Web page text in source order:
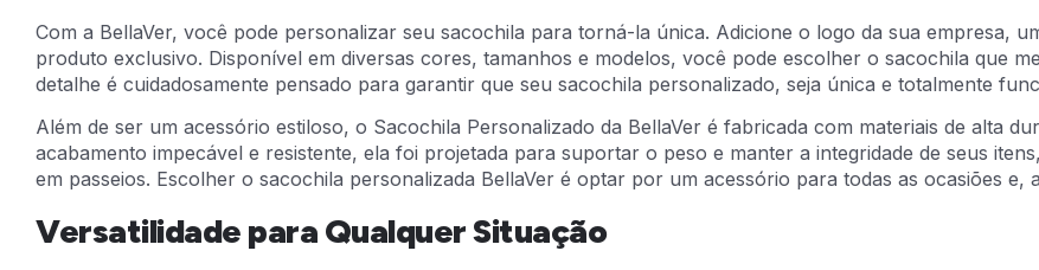
Com a BellaVer, você pode personalizar seu sacochila para torná-la única. Adicione o logo da sua empresa,
produto exclusivo. Disponível em diversas cores, tamanhos e modelos, você pode escolher o sacochila que
detalhe é cuidadosamente pensado para garantir que seu sacochila personalizado, seja única e totalmente
Além de ser um acessório estiloso, o Sacochila Personalizado da BellaVer é fabricada com materiais de alta
acabamento impecável e resistente, ela foi projetada para suportar o peso e manter a integridade de seus
em passeios. Escolher o sacochila personalizada BellaVer é optar por um acessório para todas as ocasiões e,
Versatilidade para Qualquer Situação